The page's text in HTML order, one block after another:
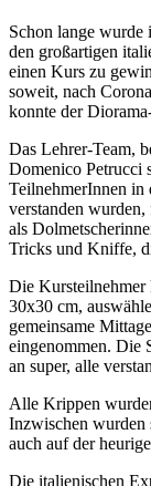
Schon lange wurde
den großartigen
einen Kurs zu
soweit, nach
konnte der
Das Lehrer-Team,
Domenico Petrucci
TeilnehmerInnen in
verstanden
als
Tricks und Kniffe,
Die Kursteilnehmer
30x30 cm,
gemeinsame
eingenommen. Die
an super, alle
Alle Krippen
Inzwischen wurden
auch auf der
Die italienischen